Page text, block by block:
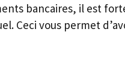
bancaires, il est
Ceci vous permet